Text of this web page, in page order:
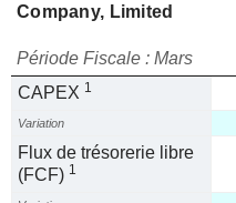
Company, Limited
Période Fiscale : Mars
CAPEX 1
Variation
Flux de trésorerie libre
(FCF) 1